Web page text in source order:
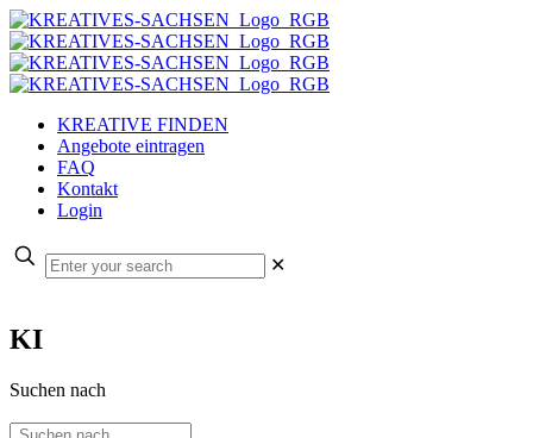
KREATIVE FINDEN
Angebote eintragen
FAQ
Kontakt
Login
✕
KI
Suchen nach